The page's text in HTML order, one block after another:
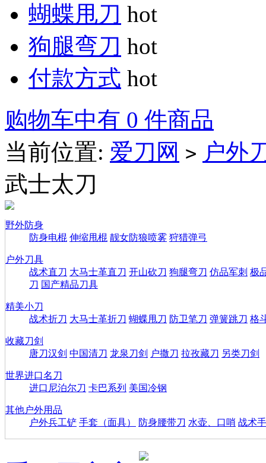
蝴蝶甩刀 hot
狗腿弯刀 hot
付款方式 hot
购物车中有 0 件商品
当前位置: 爱刀网 > 户外
武士太刀
野外防身
防身电棍 伸缩甩棍 靓女防狼喷雾 狩猎弹弓
户外刀具
战术直刀 大马士革直刀 开山砍刀 狗腿弯刀 仿品军刺 极
刀 国产精品刀具
精美小刀
战术折刀 大马士革折刀 蝴蝶甩刀 防卫笔刀 弹簧跳刀 格
收藏刀剑
唐刀汉剑 中国清刀 龙泉刀剑 户撒刀 拉孜藏刀 另类刀剑
世界进口名刀
进口尼泊尔刀 卡巴系列 美国冷钢
其他户外用品
户外兵工铲 手套（面具） 防身腰带刀 水壶、口哨 战术